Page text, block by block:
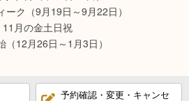
ーク（9月19日～9月22日）
11月の金土日祝
（12月26日～1月3日）
予約確認・変更・キャンセ